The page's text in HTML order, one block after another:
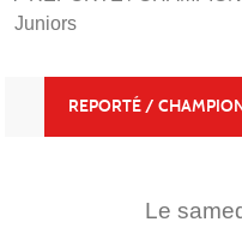
Juniors
REPORTÉ /
Le